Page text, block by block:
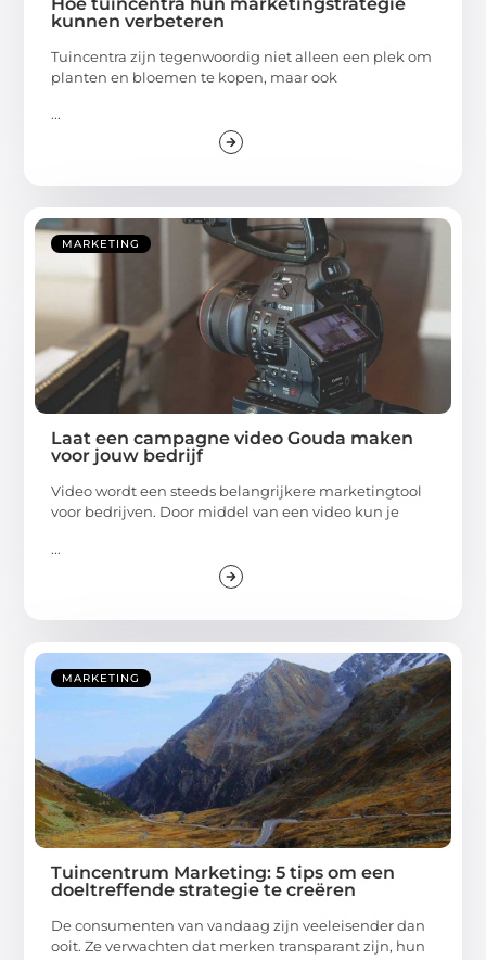
Hoe tuincentra hun marketingstrategie
kunnen verbeteren
Tuincentra zijn tegenwoordig niet alleen een plek om
planten en bloemen te kopen, maar ook
...
MARKETING
Laat een campagne video Gouda maken
voor jouw bedrijf
Video wordt een steeds belangrijkere marketingtool
voor bedrijven. Door middel van een video kun je
...
MARKETING
Tuincentrum Marketing: 5 tips om een
doeltreffende strategie te creëren
De consumenten van vandaag zijn veeleisender dan
ooit. Ze verwachten dat merken transparant zijn, hun